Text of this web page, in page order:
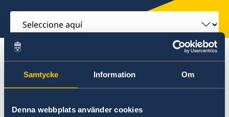
Samtycke Information Om
Denna webbplats använder cookies
Seleccione
aquí
Viajar a Suecia